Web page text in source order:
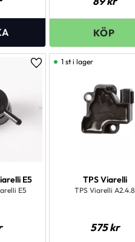
E5
E5
Lägg till i favoriter
TPS Viarelli
TPS Viarelli A2.4.8
575kr
1 st i lager